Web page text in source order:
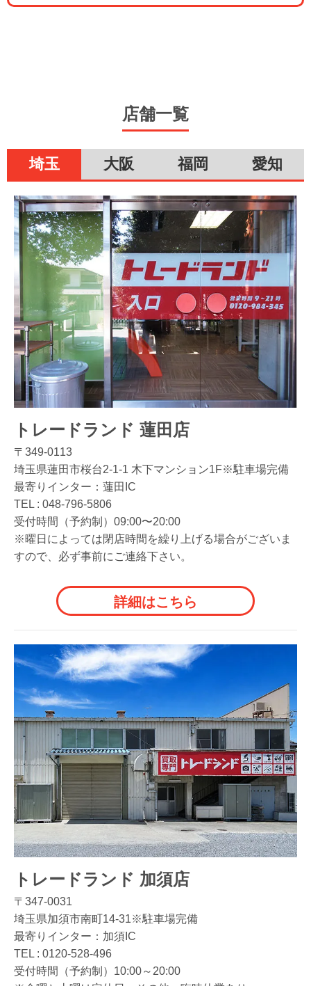
店舗一覧
埼玉 大阪 福岡 愛知
トレードランド 蓮田店
〒349-0113
埼玉県蓮田市桜台2-1-1 木下マンション1F※駐車場完備
最寄りインター：蓮田IC
TEL : 048-796-5806
受付時間（予約制）09:00〜20:00
※曜日によっては閉店時間を繰り上げる場合がございま
すので、必ず事前にご連絡下さい。
詳細はこちら
トレードランド 加須店
〒347-0031
埼玉県加須市南町14-31※駐車場完備
最寄りインター：加須IC
TEL : 0120-528-496
受付時間（予約制）10:00～20:00